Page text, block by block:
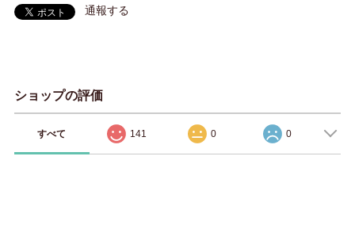
通報する
ショップの評価
すべて 141 0 0